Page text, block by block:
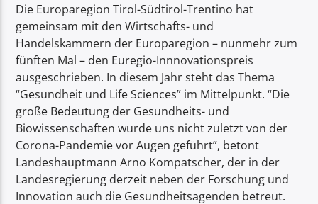
Die Europaregion Tirol-Südtirol-Trentino hat
gemeinsam mit den Wirtschafts- und
Handelskammern der Europaregion – nunmehr zum
fünften Mal – den Euregio-Innnovationspreis
ausgeschrieben. In diesem Jahr steht das Thema
“Gesundheit und Life Sciences” im Mittelpunkt. “Die
große Bedeutung der Gesundheits- und
Biowissenschaften wurde uns nicht zuletzt von der
Corona-Pandemie vor Augen geführt”, betont
Landeshauptmann Arno Kompatscher, der in der
Landesregierung derzeit neben der Forschung und
Innovation auch die Gesundheitsagenden betreut.